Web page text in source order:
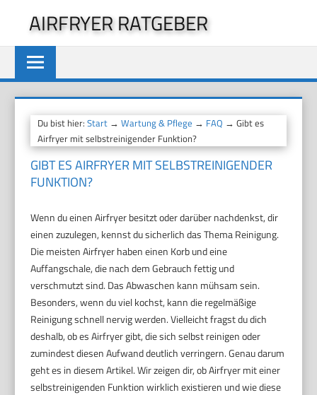
springen
AIRFRYER RATGEBER
Du bist hier:Start →Wartung & Pflege → FAQ → Gibt es
Airfryer mit selbstreinigender Funktion?
GIBT ES AIRFRYER MIT SELBSTREINIGENDER
FUNKTION?
Wenn du einen Airfryer besitzt oder darüber nachdenkst, dir
einen zuzulegen, kennst du sicherlich das Thema Reinigung.
Die meisten Airfryer haben einen Korb und eine
Auffangschale, die nach dem Gebrauch fettig und
verschmutzt sind. Das Abwaschen kann mühsam sein.
Besonders, wenn du viel kochst, kann die regelmäßige
Reinigung schnell nervig werden. Vielleicht fragst du dich
deshalb, ob es Airfryer gibt, die sich selbst reinigen oder
zumindest diesen Aufwand deutlich verringern. Genau darum
geht es in diesem Artikel. Wir zeigen dir, ob Airfryer mit einer
selbstreinigenden Funktion wirklich existieren und wie diese